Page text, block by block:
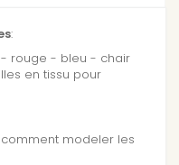
:
- rouge - bleu - chair
en tissu pour
modeler les